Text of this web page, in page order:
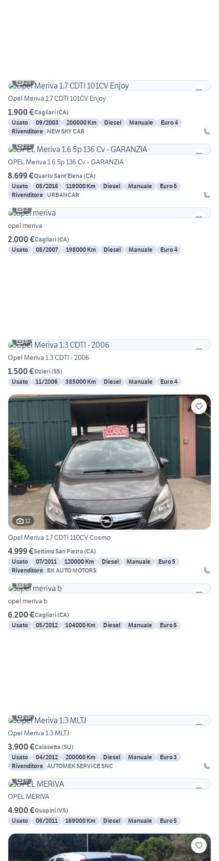
23
Opel Meriva 1.7 CDTI 101CV Enjoy
1.900 €Cagliari(CA)
Usato
09/2003 200000 Km Diesel Manuale
Euro 4
Rivenditore NEW SKY CAR
21
OPEL Meriva 1.6 5p 136 Cv - GARANZIA
8.699 €Quartu Sant'Elena (CA)
Usato
05/2016 119000 Km Diesel Manuale
Euro 6
Rivenditore URBANCAR
3
opel meriva
2.000 €Cagliari(CA)
Usato
05/2007 198000 Km Diesel Manuale Euro 4
6
Opel Meriva 1.3 CDTI - 2006
1.500 €Ozieri(SS)
Usato
11/2006 385000 Km Diesel Manuale Euro 4
12
Opel Meriva 1.7 CDTI 110CV Cosmo
4.999 €Settimo San Pietro(CA)
Usato
07/2011 120000 Km Diesel Manuale
Euro 5
Rivenditore BK AUTO MOTORS
5
opel meriva b
6.200 €Cagliari(CA)
Usato
05/2012 104000 Km Diesel Manuale Euro 5
16
Opel Meriva 1.3 MLTJ
3.900 €Calasetta (SU)
Usato
04/2012 200000 Km Diesel Manuale
Euro 3
Rivenditore AUTOMEK SERVICE SNC
6
OPEL MERIVA
4.900 €Guspini(VS)
Usato
06/2011 169000 Km Diesel Manuale Euro 5